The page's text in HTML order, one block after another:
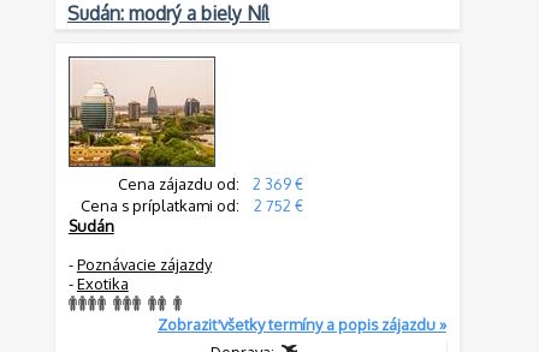
Sudán: modrý a biely Níl
Cena zájazdu od:
2 369 €
Cena s príplatkami od:
2 752 €
Sudán
-Poznávacie zájazdy
-Exotika
Zobraziť všetky termíny a popis zájazdu »